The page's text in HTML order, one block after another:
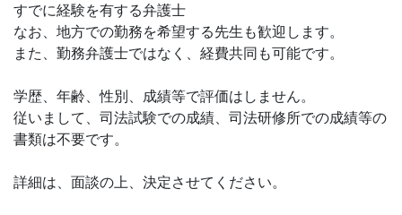
すでに経験を有する弁護士
なお、地方での勤務を希望する先生も歓迎します。
また、勤務弁護士ではなく、経費共同も可能です。
学歴、年齢、性別、成績等で評価はしません。
従いまして、司法試験での成績、司法研修所での成績等の
書類は不要です。
詳細は、面談の上、決定させてください。